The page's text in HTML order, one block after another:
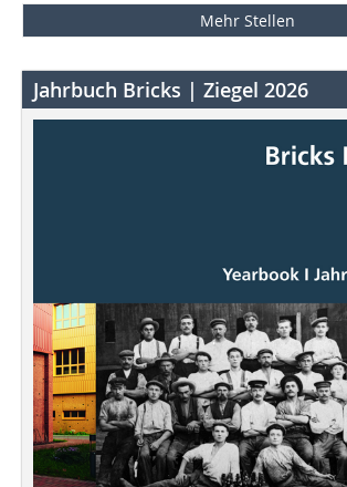
Mehr Stellen
Jahrbuch Bricks | Ziegel 2026